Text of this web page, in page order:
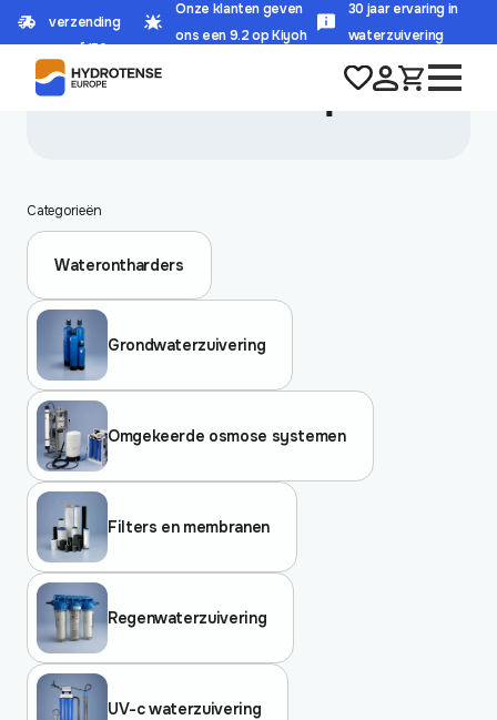
verzending
vanaf 150,-
Onze klanten geven
ons een 9.2 op Kiyoh
30 jaar ervaring in
waterzuivering
HOME/PRODUCT FILTERFIJNHEID ACTIEVE KOOL 10 ΜM
actieve kool 10 µm
Categorieën
Waterontharders
Grondwaterzuivering
Omgekeerde osmose systemen
Filters en membranen
Regenwaterzuivering
UV-c waterzuivering